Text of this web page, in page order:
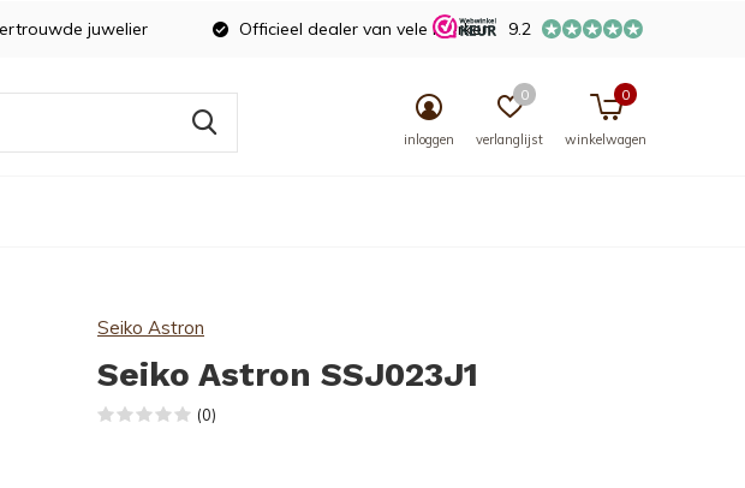
inloggen verlanglijst
0
winkelwagen
0
juwelier Officieel dealer van vele merken 9.2
Seiko Astron
Seiko Astron SSJ023J1
(0)